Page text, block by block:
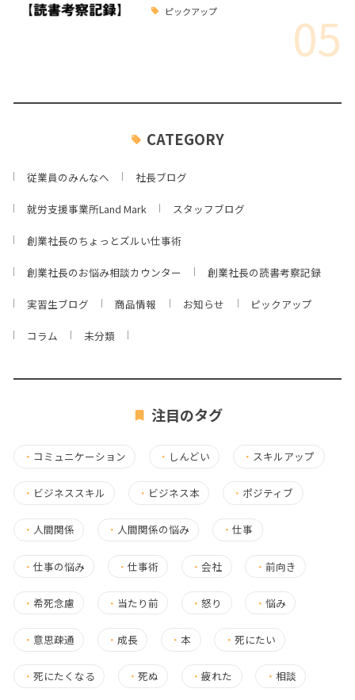
ピックアップ 05
CATEGORY
従業員のみんなへ 社長ブログ
就労支援事業所Land Mark スタッフブログ
創業社長のちょっとズルい仕事術
創業社長のお悩み相談カウンター 創業社長の読書考察記録
実習生ブログ 商品情報 お知らせ ピックアップ
コラム 未分類
注目のタグ
・ コミュニケーション ・ しんどい ・ スキルアップ
・ ビジネススキル ・ ビジネス本 ・ ポジティブ
・ 人間関係 ・ 人間関係の悩み ・仕事
・ 仕事の悩み ・仕事術 ・会社 ・ 前向き
・ 希死念慮 ・ 当たり前 ・怒り ・ 悩み
・ 意思疎通 ・成長 ・本 ・ 死にたい
・ 死にたくなる ・死ぬ ・疲れた ・ 相談